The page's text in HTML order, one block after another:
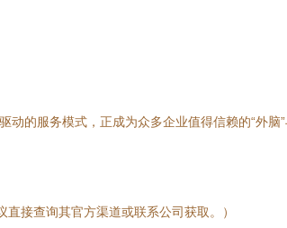
的服务模式，正成为众多企业值得信赖的“外脑
接查询其官方渠道或联系公司获取。）